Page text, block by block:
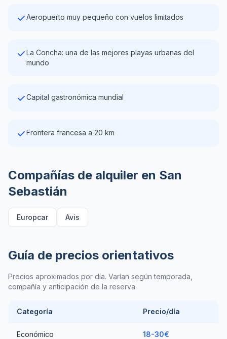
Aeropuerto muy pequeño con vuelos limitados
La Concha: una de las mejores playas urbanas del
mundo
Capital gastronómica mundial
Frontera francesa a 20 km
Compañías de alquiler en San
Sebastián
Europcar Avis
Guía de precios orientativos
Precios aproximados por día. Varían según temporada,
compañía y anticipación de la reserva.
Categoría Precio/día
Económico 18-30€